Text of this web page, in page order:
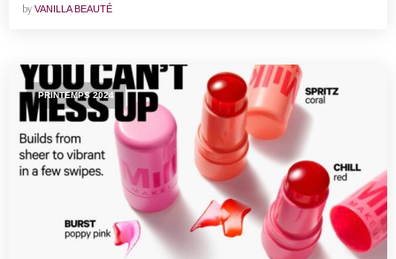
by VANILLA BEAUTÉ
PRINTEMPS 2024